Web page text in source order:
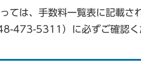
ては、手数料一覧表に記載さ
473-5311）に必ずご確認く